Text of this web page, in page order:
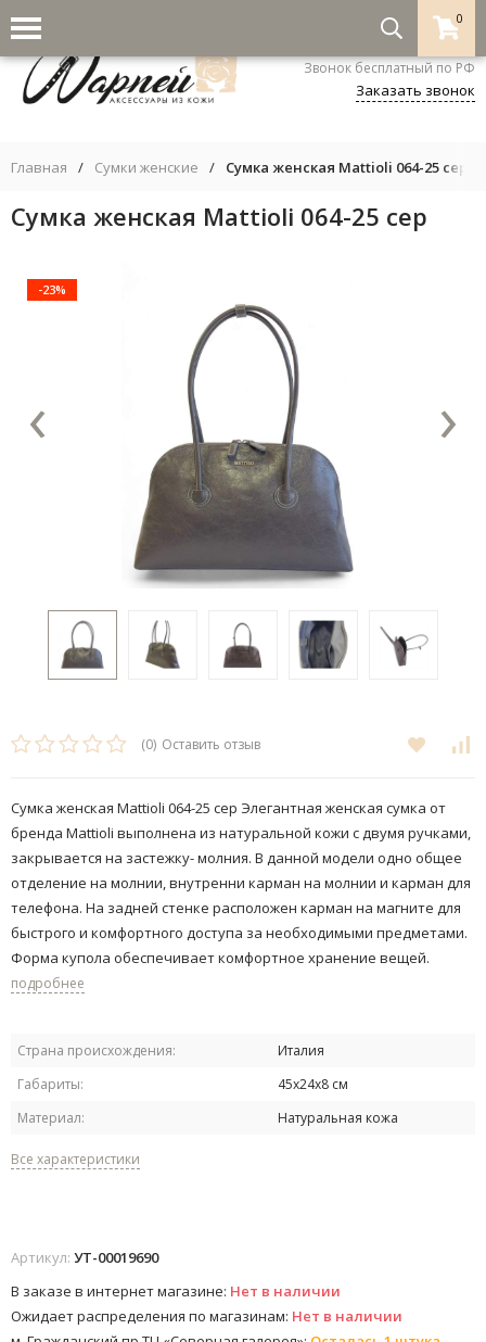
0
8-800-333-5530
Звонок бесплатный по РФ
Заказать звонок
Главная / Сумки женские / Сумка женская Mattioli 064-25 сер
Сумка женская Mattioli 064-25 сер
-23%
‹ ›
(0) Оставить отзыв
Сумка женская Mattioli 064-25 сер Элегантная женская сумка от
бренда Mattioli выполнена из натуральной кожи с двумя ручками,
закрывается на застежку- молния. В данной модели одно общее
отделение на молнии, внутренни карман на молнии и карман для
телефона. На задней стенке расположен карман на магните для
быстрого и комфортного доступа за необходимыми предметами.​
Форма купола обеспечивает комфортное хранение вещей.
подробнее
Страна происхождения:
Италия
Габариты:
45х24х8 см
Материал:
Натуральная кожа
Все характеристики
Артикул: УТ-00019690
В заказе в интернет магазине: Нет в наличии
Ожидает распределения по магазинам: Нет в наличии